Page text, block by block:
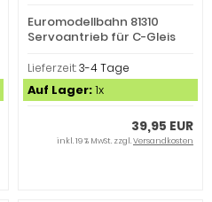
Euromodellbahn 81310
Servoantrieb für C-Gleis
Lieferzeit:3-4 Tage
Auf Lager:1x
39,95 EUR
inkl. 19 % MwSt. zzgl.Versandkosten